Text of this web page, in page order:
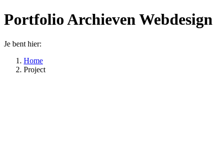
Portfolio ArchievenWebdesign
Je bent hier:
Home
Project